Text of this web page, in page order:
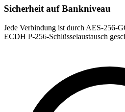
Sicherheit auf Bankniveau
Jede Verbindung ist durch AES-256-
ECDH P-256-Schlüsselaustausch